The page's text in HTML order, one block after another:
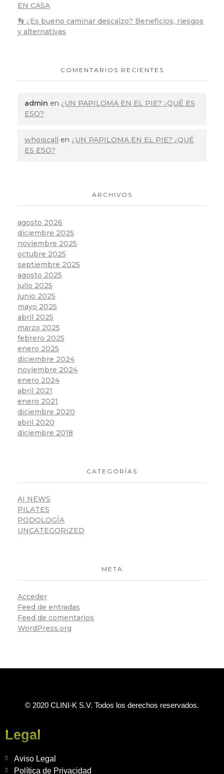
EN CASA
👣 ¿Es bueno caminar descalzo? Beneficios, riesgos
y alternativas
COMENTARIOS RECIENTES
admin en ¿UN PAPILOMA EN EL PIE? ¿QUÉ ES
ESO?
whoiscall en ¿UN PAPILOMA EN EL PIE? ¿QUÉ
ES ESO?
ARCHIVOS
agosto 2026
diciembre 2025
noviembre 2025
octubre 2025
septiembre 2025
agosto 2025
julio 2025
junio 2025
mayo 2025
abril 2025
marzo 2025
febrero 2025
enero 2025
diciembre 2024
noviembre 2024
enero 2024
abril 2021
enero 2021
diciembre 2020
abril 2020
diciembre 2018
CATEGORÍAS
AI NEWS
PILATES
PODOLOGÍA
UNCATEGORIZED
META
Acceder
Feed de entradas
Feed de comentarios
WordPress.org
© 2020 CLINI-K S.V. Todos los derechos reservados.
Legal
Aviso Legal
Política de Privacidad